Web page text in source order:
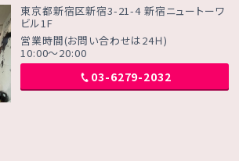
東京都新宿区新宿3-21-4 新宿ニュートーワ
ビル1F
営業時間(お問い合わせは24Ｈ)
10:00～20:00
03-6279-2032